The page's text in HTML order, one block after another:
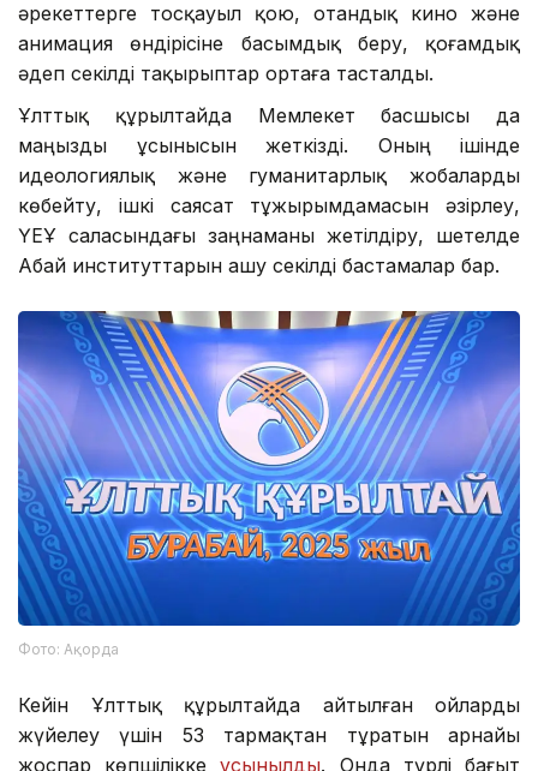
әрекеттерге тосқауыл қою, отандық кино және
анимация өндірісіне басымдық беру, қоғамдық
әдеп секілді тақырыптар ортаға тасталды.
Ұлттық құрылтайда Мемлекет басшысы да
маңызды ұсынысын жеткізді. Оның ішінде
идеологиялық және гуманитарлық жобаларды
көбейту, ішкі саясат тұжырымдамасын әзірлеу,
ҮЕҰ саласындағы заңнаманы жетілдіру, шетелде
Абай институттарын ашу секілді бастамалар бар.
Фото: Ақорда
Кейін Ұлттық құрылтайда айтылған ойларды
жүйелеу үшін 53 тармақтан тұратын арнайы
жоспар көпшіліккеұсынылды. Онда түрлі бағыт